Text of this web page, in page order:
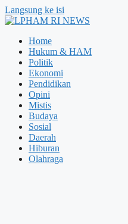
Langsung ke isi
Home
Hukum & HAM
Politik
Ekonomi
Pendidikan
Opini
Mistis
Budaya
Sosial
Daerah
Hiburan
Olahraga